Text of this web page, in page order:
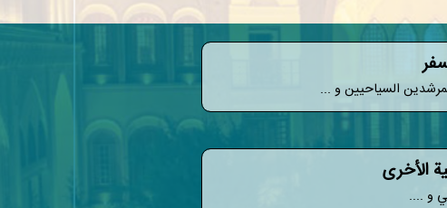
السياحيين و ...
الأخرى
و ....